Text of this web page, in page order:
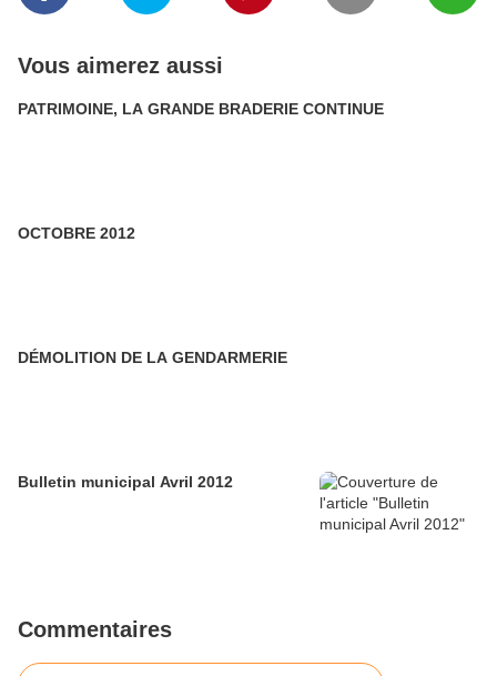
Vous aimerez aussi
PATRIMOINE, LA GRANDE BRADERIE CONTINUE
OCTOBRE 2012
DÉMOLITION DE LA GENDARMERIE
Bulletin municipal Avril 2012
Commentaires